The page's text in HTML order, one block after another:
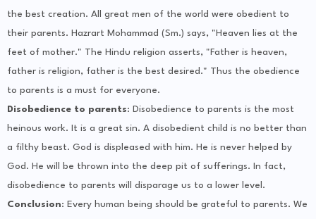
the best creation. All great men of the world were obedient to
their parents. Hazrart Mohammad (Sm.) says, "Heaven lies at the
feet of mother." The Hindu religion asserts, "Father is heaven,
father is religion, father is the best desired." Thus the obedience
to parents is a must for everyone.
Disobedience to parents: Disobedience to parents is the most
heinous work. It is a great sin. A disobedient child is no better than
a filthy beast. God is displeased with him. He is never helped by
God. He will be thrown into the deep pit of sufferings. In fact,
disobedience to parents will disparage us to a lower level.
Conclusion: Every human being should be grateful to parents. We